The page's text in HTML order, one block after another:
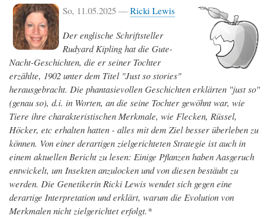
So, 11.05.2025 — Ricki Lewis
Der englische Schriftsteller
Rudyard Kipling hat die Gute-
Nacht-Geschichten, die er seiner Tochter
erzählte, 1902 unter dem Titel "Just so stories"
herausgebracht. Die phantasievollen Geschichten erklärten "just so"
(genau so), d.i. in Worten, an die seine Tochter gewöhnt war, wie
Tiere ihre charakteristischen Merkmale, wie Flecken, Rüssel,
Höcker, etc erhalten hatten - alles mit dem Ziel besser überleben zu
können. Von einer derartigen zielgerichteten Strategie ist auch in
einem aktuellen Bericht zu lesen: Einige Pflanzen haben Aasgeruch
entwickelt, um Insekten anzulocken und von diesen bestäubt zu
werden. Die Genetikerin Ricki Lewis wendet sich gegen eine
derartige Interpretation und erklärt, warum die Evolution von
Merkmalen nicht zielgerichtet erfolgt.*